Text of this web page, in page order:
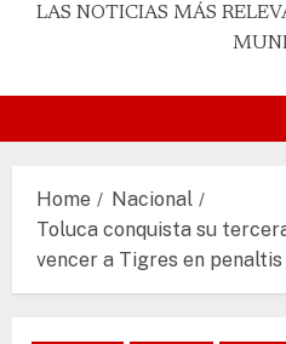
LAS NOTICIAS MÁS
Home
Nacional
Toluca conquista su
vencer a Tigres en penaltis